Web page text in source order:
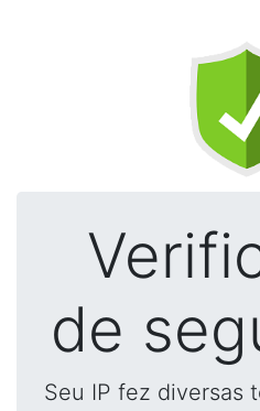
de
Seu IP fez diversas